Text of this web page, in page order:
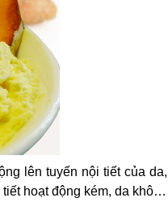
lên tuyến nội tiết của da,
hoạt động kém, da khô…